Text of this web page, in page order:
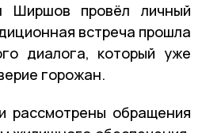
Ширшов провёл личный
встреча прошла
диалога, который уже
горожан.
рассмотрены обращения